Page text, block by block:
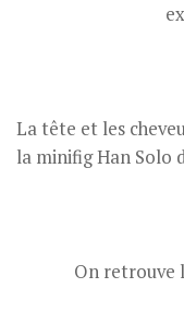
La tête et les
la minifig Han Solo
On retrouve